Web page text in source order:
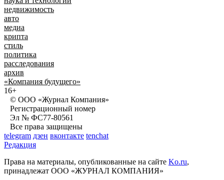
недвижимость
авто
медиа
крипта
стиль
политика
расследования
архив
«Компания будущего»
16+
© ООО «Журнал Компания»
Регистрационный номер
Эл № ФС77-80561
Все права защищены
telegram дзен вконтакте tenchat
Редакция
Права на материалы, опубликованные на сайте Ko.ru,
принадлежат ООО «ЖУРНАЛ КОМПАНИЯ»